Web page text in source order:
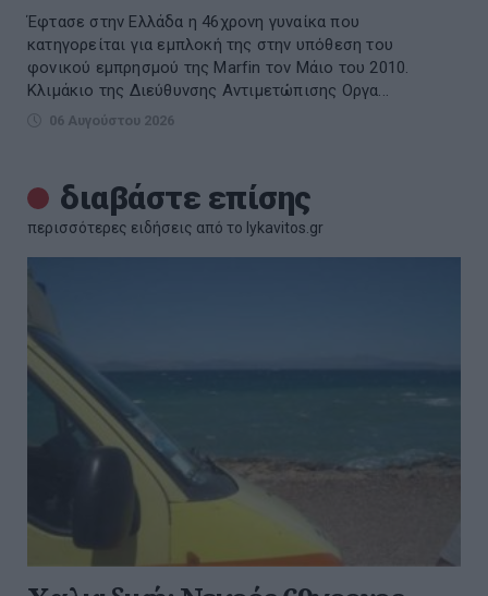
Έφτασε στην Ελλάδα η 46χρονη γυναίκα που
κατηγορείται για εμπλοκή της στην υπόθεση του
φονικού εμπρησμού της Marfin τον Μάιο του 2010.
Κλιμάκιο της Διεύθυνσης Αντιμετώπισης Οργα...
06 Αυγούστου 2026
διαβάστε επίσης
περισσότερες ειδήσεις από το lykavitos.gr